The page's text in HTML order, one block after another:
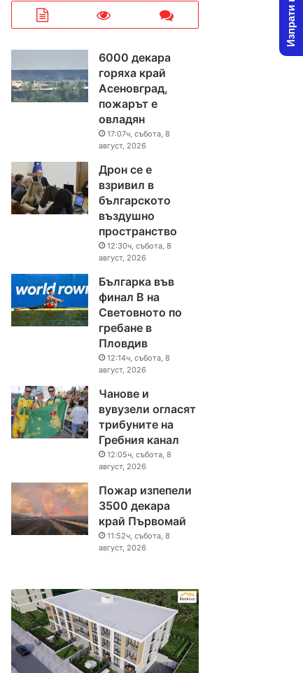
6000 декара
горяха край
Асеновград,
пожарът е
овладян
17:07ч, събота, 8
август, 2026
Дрон се е
взривил в
българското
въздушно
пространство
12:30ч, събота, 8
август, 2026
Българка във
финал B на
Световното по
гребане в
Пловдив
12:14ч, събота, 8
август, 2026
Чанове и
вувузели огласят
трибуните на
Гребния канал
12:05ч, събота, 8
август, 2026
Пожар изпепели
3500 декара
край Първомай
11:52ч, събота, 8
август, 2026